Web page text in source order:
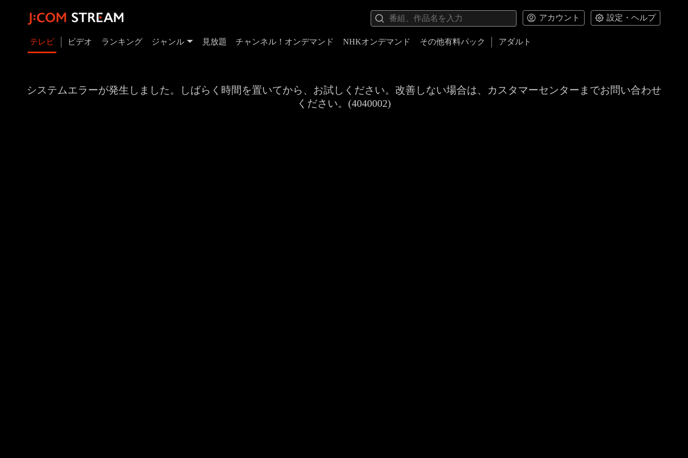
アカウント 設定・ヘルプ
テレビ ビデオ ランキング ジャンル 見放題 チャンネル！オンデマンド NHKオンデマンド その他有料パック アダルト
システムエラーが発生しました。しばらく時間を置いてから、お試しください。改善しない場合は、カスタマーセンターまでお問い合わせ
ください。(4040002)